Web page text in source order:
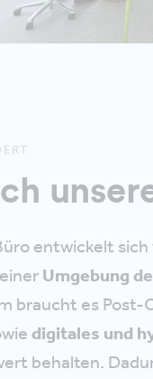
entwickelt
Umgebung
braucht es Post-
digitales und
behalten.